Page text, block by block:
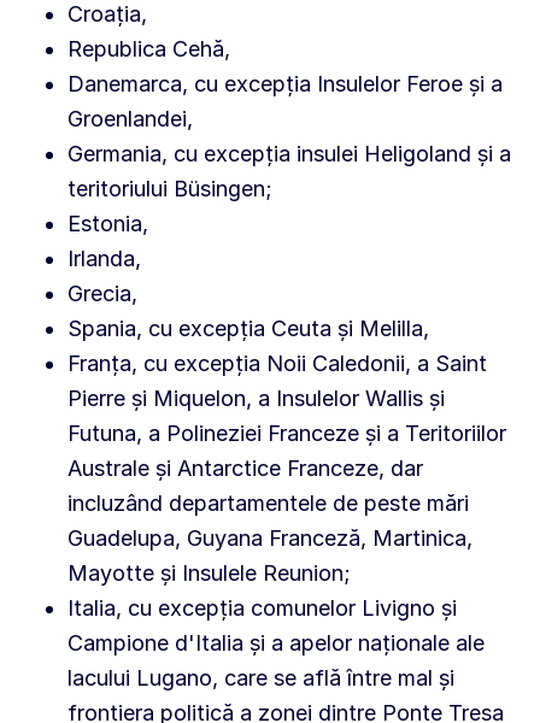
Croația,
Republica Cehă,
Danemarca, cu excepția Insulelor Feroe și a
Groenlandei,
Germania, cu excepția insulei Heligoland și a
teritoriului Büsingen;
Estonia,
Irlanda,
Grecia,
Spania, cu excepția Ceuta și Melilla,
Franța, cu excepția Noii Caledonii, a Saint
Pierre și Miquelon, a Insulelor Wallis și
Futuna, a Polineziei Franceze și a Teritoriilor
Australe și Antarctice Franceze, dar
incluzând departamentele de peste mări
Guadelupa, Guyana Franceză, Martinica,
Mayotte și Insulele Reunion;
Italia, cu excepția comunelor Livigno și
Campione d'Italia și a apelor naționale ale
lacului Lugano, care se află între mal și
frontiera politică a zonei dintre Ponte Tresa